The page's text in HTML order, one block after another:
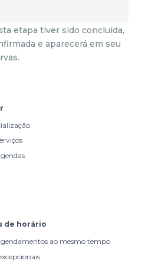
etapa tiver sido concluída,
e aparecerá em seu
de horário
ao mesmo tempo